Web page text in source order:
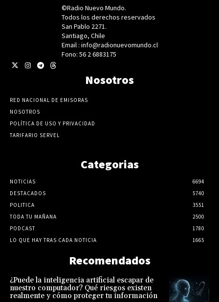
©Radio Nuevo Mundo.
Todos los derechos reservados
San Pablo 2271.
Santiago, Chile
Email : info@radionuevomundo.cl
Fono: 56 2 6883175
Nosotros
RED NACIONAL DE EMISORAS
NOSOTROS
POLÍTICA DE USO Y PRIVACIDAD
TARIFARIO SERVEL
Categorias
NOTICIAS
6694
DESTACADOS
5740
POLITICA
3551
TODA TU MAÑANA
2500
PODCAST
1780
LO QUE HAY TRAS CADA NOTICIA
1665
Recomendados
¿Puede la inteligencia artificial escapar de
nuestro computador? Qué riesgos existen
realmente y cómo proteger tu información